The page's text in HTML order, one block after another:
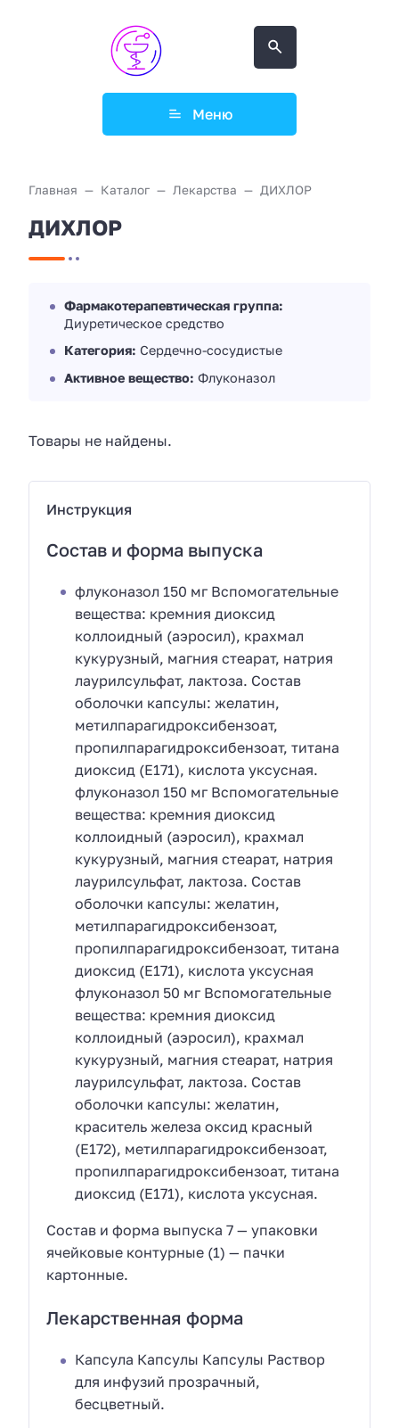
Меню
Главная Каталог Лекарства ДИХЛОР
ДИХЛОР
Фармакотерапевтическая группа:
Диуретическое средство
Категория: Сердечно-сосудистые
Активное вещество: Флуконазол
Товары не найдены.
Инструкция
Состав и форма выпуска
флуконазол 150 мг Вспомогательные
вещества: кремния диоксид
коллоидный (аэросил), крахмал
кукурузный, магния стеарат, натрия
лаурилсульфат, лактоза. Состав
оболочки капсулы: желатин,
метилпарагидроксибензоат,
пропилпарагидроксибензоат, титана
диоксид (Е171), кислота уксусная.
флуконазол 150 мг Вспомогательные
вещества: кремния диоксид
коллоидный (аэросил), крахмал
кукурузный, магния стеарат, натрия
лаурилсульфат, лактоза. Состав
оболочки капсулы: желатин,
метилпарагидроксибензоат,
пропилпарагидроксибензоат, титана
диоксид (Е171), кислота уксусная
флуконазол 50 мг Вспомогательные
вещества: кремния диоксид
коллоидный (аэросил), крахмал
кукурузный, магния стеарат, натрия
лаурилсульфат, лактоза. Состав
оболочки капсулы: желатин,
краситель железа оксид красный
(Е172), метилпарагидроксибензоат,
пропилпарагидроксибензоат, титана
диоксид (Е171), кислота уксусная.
Состав и форма выпуска 7 — упаковки
ячейковые контурные (1) — пачки
картонные.
Лекарственная форма
Капсула Капсулы Капсулы Раствор
для инфузий прозрачный,
бесцветный.